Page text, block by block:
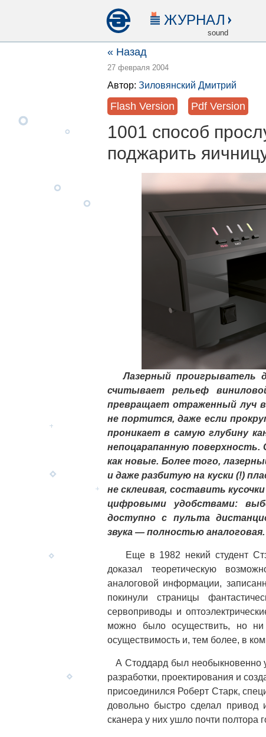
ЖУРНАЛ
sound
« Назад
27 февраля 2004
Автор: Зиловянский Дмитрий
Flash Version Pdf Version
1001 способ
поджарить
Лазерный проигрыватель
считывает рельеф
превращает отраженный луч в
не портится, даже если
проникает в самую глубину
непоцарапанную
как новые. Более того,
и даже разбитую на куски (!)
не склеивая, составить
цифровыми удобствами:
доступно с пульта
звука — полностью
Еще в 1982 некий студент
доказал теоретическую
аналоговой информации,
покинули страницы
сервоприводы и
можно было осуществить, но
осуществимость и, тем более, в
А Стоддард был необыкновенно
разработки, проектирования и
присоединился Роберт Старк,
довольно быстро сделал привод
сканера у них ушло почти полтора